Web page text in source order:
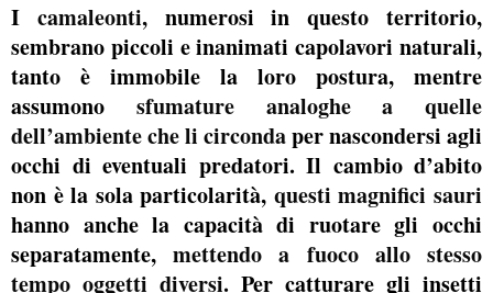
I camaleonti,numerosi in questo territorio,
sembrano piccoli e inanimati capolavori naturali,
tanto è immobile la loro postura, mentre
assumono sfumature analoghe a quelle
dell’ambiente che li circondaper nascondersi agli
occhi di eventuali predatori. Il cambio d’abito
non è la sola particolarità, questi magnifici sauri
hanno anche la capacità di ruotare gli occhi
separatamente,mettendo a fuoco allo stesso
tempo oggetti diversi. Per catturare gli insetti